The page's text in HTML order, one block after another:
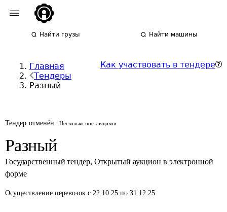
Найти грузы Найти машины
Главная
Тендеры
Разный
Как участвовать в тендере
Тендер отменён Несколько поставщиков
Разный
Государственный тендер, Открытый аукцион в электронной
форме
Осуществление перевозок с 22.10.25 по 31.12.25